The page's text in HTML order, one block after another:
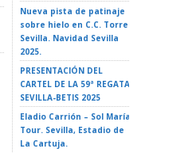
Nueva pista de patinaje
sobre hielo en C.C. Torre
Sevilla. Navidad Sevilla
2025.
PRESENTACIÓN DEL
CARTEL DE LA 59ª REGATA
SEVILLA-BETIS 2025
Eladio Carrión – Sol María
Tour. Sevilla, Estadio de
La Cartuja.